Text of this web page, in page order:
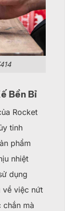
Bền Bỉ
Rocket
tinh
phẩm
nhiệt
dụng
về việc nứt
mà